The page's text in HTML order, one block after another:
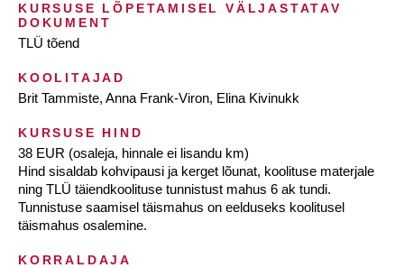
KURSUSE LÕPETAMISEL VÄLJASTATAV
DOKUMENT
TLÜ tõend
KOOLITAJAD
Brit Tammiste, Anna Frank-Viron, Elina Kivinukk
KURSUSE HIND
38 EUR (osaleja, hinnale ei lisandu km)
Hind sisaldab kohvipausi ja kerget lõunat, koolituse materjale
ning TLÜ täiendkoolituse tunnistust mahus 6 ak tundi.
Tunnistuse saamisel täismahus on eelduseks koolitusel
täismahus osalemine.
KORRALDAJA